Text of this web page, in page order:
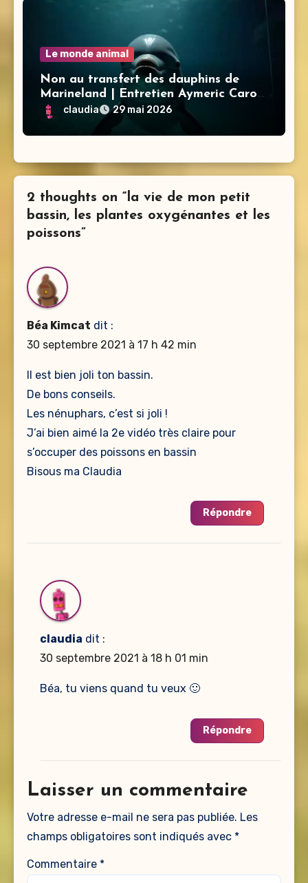
Le monde animal
Non au transfert des dauphins de
Marineland | Entretien Aymeric Caron
Lamya Essemlali – Sea Shepherd
claudia 29 mai 2026
2 thoughts on “la vie de mon petit
bassin, les plantes oxygénantes et les
poissons”
Béa Kimcat dit :
30 septembre 2021 à 17 h 42 min
Il est bien joli ton bassin.
De bons conseils.
Les nénuphars, c’est si joli !
J’ai bien aimé la 2e vidéo très claire pour
s’occuper des poissons en bassin
Bisous ma Claudia
Répondre
claudia dit :
30 septembre 2021 à 18 h 01 min
Béa, tu viens quand tu veux 🙂
Répondre
Laisser un commentaire
Votre adresse e-mail ne sera pas publiée. Les
champs obligatoires sont indiqués avec *
Commentaire *